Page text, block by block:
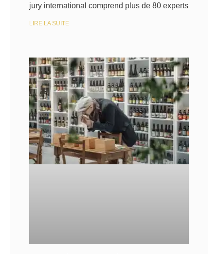
jury international comprend plus de 80 experts
LIRE LA SUITE